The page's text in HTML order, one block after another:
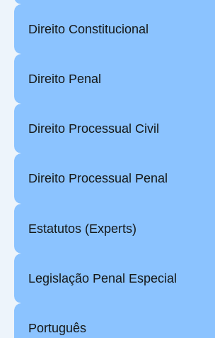
Direito Constitucional
Direito Penal
Direito Processual Civil
Direito Processual Penal
Estatutos (Experts)
Legislação Penal Especial
Português